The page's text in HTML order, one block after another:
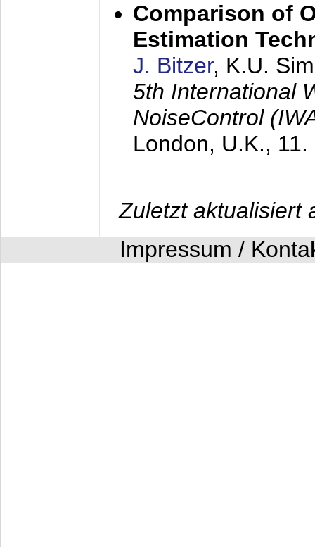
Comparison of
Estimation
J. Bitzer, K.U.
5th International
NoiseControl
London, U.K.,
Zuletzt aktualisiert
Impressum /